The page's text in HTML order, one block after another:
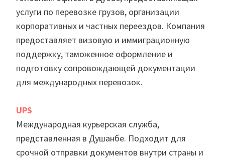
услуги по перевозке грузов, организации
корпоративных и частных переездов. Компания
предоставляет визовую и иммиграционную
поддержку, таможенное оформление и
подготовку сопровождающей документации
для международных перевозок.
UPS
Международная курьерская служба,
представленная в Душанбе. Подходит для
срочной отправки документов внутри страны и